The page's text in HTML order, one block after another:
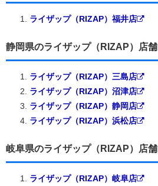
ライザップ（RIZAP）福井店
静岡県のライザップ（RIZAP）店舗
ライザップ（RIZAP）三島店
ライザップ（RIZAP）沼津店
ライザップ（RIZAP）静岡店
ライザップ（RIZAP）浜松店
岐阜県のライザップ（RIZAP）店舗
ライザップ（RIZAP）岐阜店